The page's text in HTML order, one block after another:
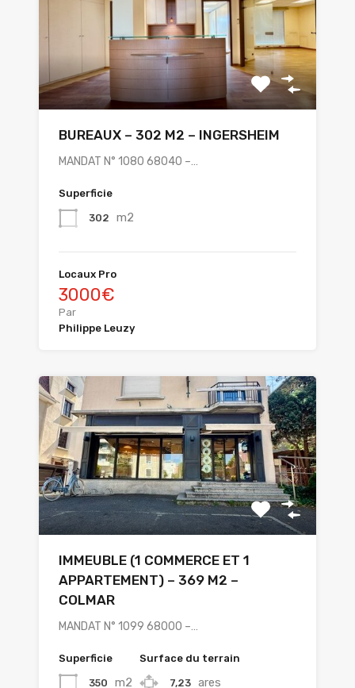
BUREAUX – 302 M2 – INGERSHEIM
MANDAT N° 1080 68040 –…
Superficie
302 m2
Locaux Pro
3000€
Par
Philippe Leuzy
IMMEUBLE (1 COMMERCE ET 1
APPARTEMENT) – 369 M2 –
COLMAR
MANDAT N° 1099 68000 –…
Superficie
350 m2
Surface du terrain
7,23 ares